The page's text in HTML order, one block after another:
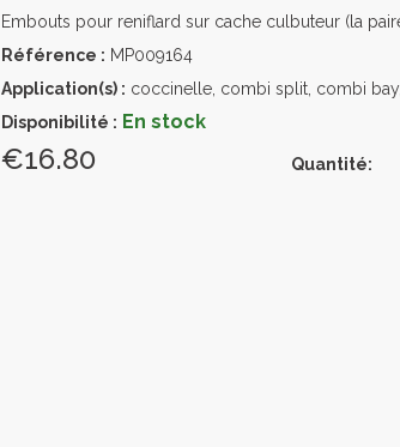
Embouts pour reniflard sur cache culbuteur (la
Référence : MP009164
Application(s) : coccinelle, combi split, combi
Disponibilité : En stock
€16.80 Quantité: